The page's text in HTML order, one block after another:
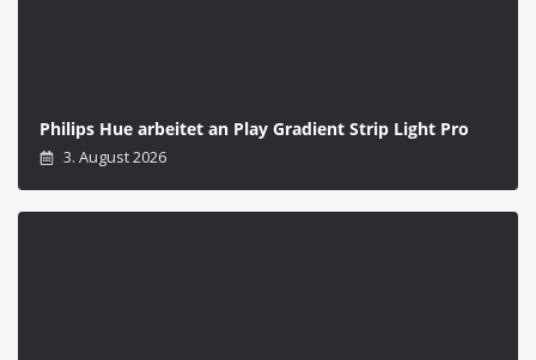
Philips Hue arbeitet an Play Gradient Strip Light Pro
3. August 2026